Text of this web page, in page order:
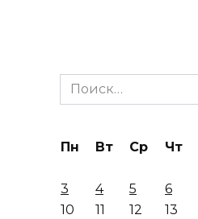
Search
for:
Пн Вт Ср Чт
3
4 5 6
10
11 12 13